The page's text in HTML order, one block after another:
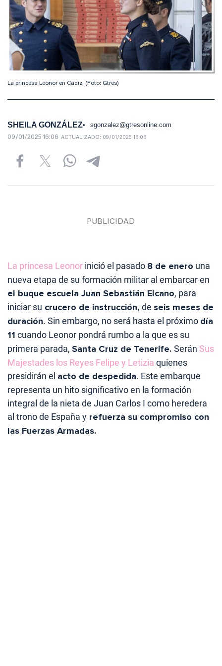
La princesa Leonor en Cádiz. (Foto: Gtres)
SHEILA GONZÁLEZ sgonzalez@gtresonline.com
09/01/2025 16:06 ACTUALIZADO: 09/01/2025 16:06
La princesa Leonor inició el pasado 8 de enero una
nueva etapa de su formación militar al embarcar en
el buque escuela Juan Sebastián Elcano, para
iniciar su crucero de instrucción, de seis meses de
duración. Sin embargo, no será hasta el próximo día
11 cuando Leonor pondrá rumbo a la que es su
primera parada, Santa Cruz de Tenerife. Serán Sus
Majestades los Reyes Felipe y Letizia quienes
presidirán el acto de despedida. Este embarque
representa un hito significativo en la formación
integral de la nieta de Juan Carlos I como heredera
al trono de España y refuerza su compromiso con
las Fuerzas Armadas.